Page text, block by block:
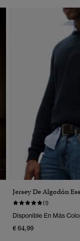
Jersey De Algodón
(1)
Disponible En Más
€ 64,99